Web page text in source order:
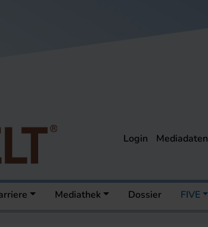
Login Mediadaten
Mediathek Dossier FIVE